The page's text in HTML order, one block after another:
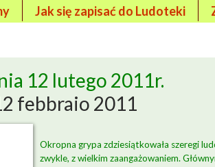
Jak się zapisać do Ludoteki
12 lutego 2011r.
febbraio 2011
Okropna grypa zdziesiątkowała szeregi
zwykle, z wielkim zaangażowaniem.